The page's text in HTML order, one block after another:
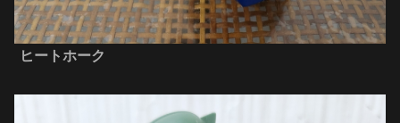
ヒートホーク